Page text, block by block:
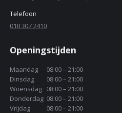
Telefoon
010 307 2410
Openingstijden
Maandag
08:00 – 21:00
Dinsdag
08:00 – 21:00
Woensdag 08:00 – 21:00
Donderdag 08:00 – 21:00
Vrijdag
08:00 – 21:00